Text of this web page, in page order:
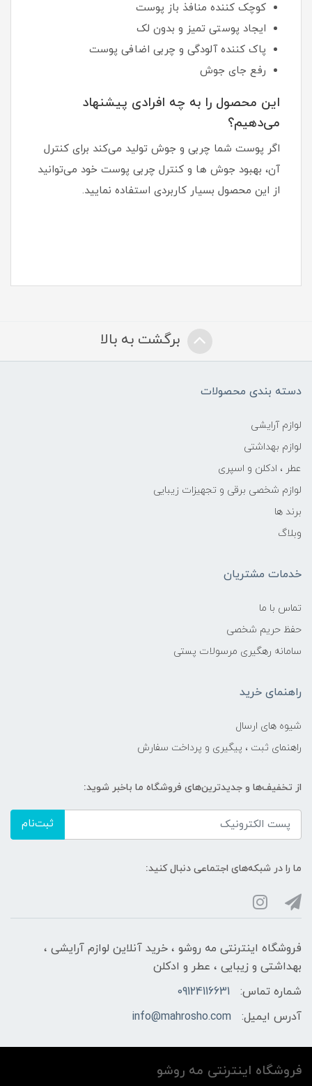
کوچک کننده منافذ باز پوست
ایجاد پوستی تمیز و بدون لک
پاک کننده آلودگی و چربی اضافی پوست
رفع جای جوش
این محصول را به چه افرادی پیشنهاد
می‌دهیم؟
اگر پوست شما چربی و جوش تولید می‌کند برای کنترل
آن، بهبود جوش ها و کنترل چربی پوست خود می‌توانید
از این محصول بسیار کاربردی استفاده نمایید.
برگشت به بالا
دسته بندی محصولات
لوازم آرایشی
لوازم بهداشتی
عطر ، ادکلن و اسپری
لوازم شخصی برقی و تجهیزات زیبایی
برند ها
وبلاگ
خدمات مشتریان
تماس با ما
حفظ حریم شخصی
سامانه رهگیری مرسولات پستی
راهنمای خرید
شیوه های ارسال
راهنمای ثبت ، پیگیری و پرداخت سفارش
از تخفیف‌ها و جدیدترین‌های فروشگاه ما باخبر شوید:
ثبت‌نام
ما را در شبکه‌های اجتماعی دنبال کنید:
فروشگاه اینترنتی مه‌ رو‌شو ، خرید آنلاین لوازم آرایشی ،
بهداشتی و زیبایی ، عطر و ادکلن
شماره تماس:
09124116631
آدرس ایمیل:
info@mahrosho.com
فروشگاه اینترنتی مه‌ رو‌شو